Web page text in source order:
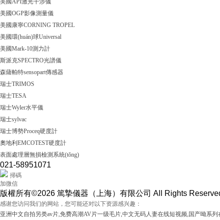
美國API激光干涉儀
美國OGP影像測量儀
美國康寧CORNING TROPEL
美國環(huán)球Universal
美國Mark-10測力計
斯派克SPECTRO光譜儀
森薩帕特sensopart傳感器
瑞士TRIMOS
瑞士TESA
瑞士Wyler水平儀
瑞士sylvac
瑞士博勢Proceq硬度計
奧地利EMCOTEST硬度計
表面處理層無損檢測系統(tǒng)
021-58951071
掃碼
加微信
版權所有©2026 篤摯儀器（上海）有限公司 All Rights
感谢您访问我们的网站，您可能还对以下资源感兴趣：
亚洲中文自拍另类av片,免费高潮AV片一级毛片,中文无码人妻在线短视频,国产呦系